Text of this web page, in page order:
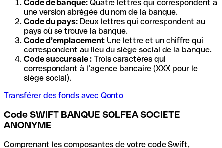
Code de banque: Quatre lettres qui correspondent à
une version abrégée du nom de la banque.
Code du pays: Deux lettres qui correspondent au
pays où se trouve la banque.
Code d’emplacement Une lettre et un chiffre qui
correspondent au lieu du siège social de la banque.
Code succursale : Trois caractères qui
correspondant à l’agence bancaire (XXX pour le
siège social).
Transférer des fonds avec Qonto
Code SWIFT BANQUE SOLFEA SOCIETE
ANONYME
Comprenant les composantes de votre code Swift,